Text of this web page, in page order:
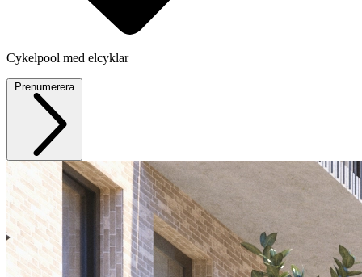
Cykelpool med elcyklar
Prenumerera